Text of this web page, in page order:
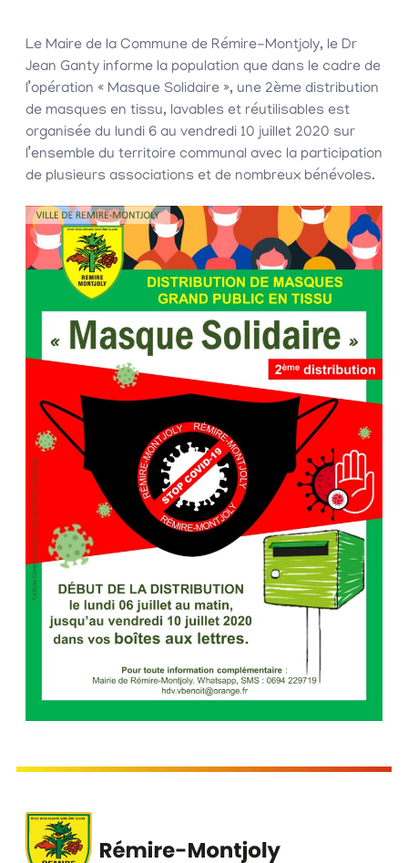
Le Maire de la Commune de Rémire-Montjoly, le Dr
Jean Ganty informe la population que dans le cadre de
l’opération « Masque Solidaire », une 2ème distribution
de masques en tissu, lavables et réutilisables est
organisée du lundi 6 au vendredi 10 juillet 2020 sur
l’ensemble du territoire communal avec la participation
de plusieurs associations et de nombreux bénévoles.